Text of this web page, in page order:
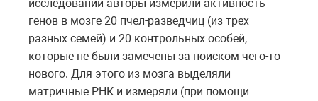
исследований авторы измерили активность
генов в мозге 20 пчел-разведчиц (из трех
разных семей) и 20 контрольных особей,
которые не были замечены за поиском чего-то
нового. Для этого из мозга выделяли
матричные РНК и измеряли (при помощи